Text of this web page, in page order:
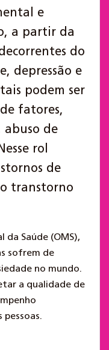
e
a partir da
do
depressão e
podem ser
fatores,
abuso de
rol
de
transtorno
da Saúde (OMS),
sofrem de
no mundo.
a qualidade de